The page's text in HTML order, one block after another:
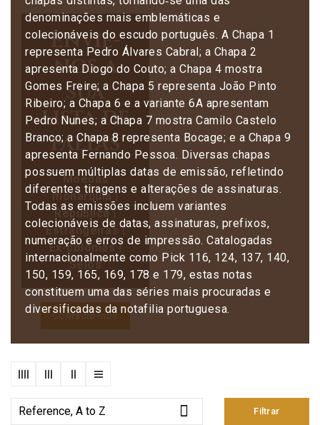
Envie-
nos a
sua
lista de
faltas
Moedas
monarquia |
República |
Estrangeiras |
Ex-colónias |
Selos
Contacte-nos
denominações mais emblemáticas e
colecionáveis do escudo português. A Chapa 1
representa Pedro Álvares Cabral; a Chapa 2
apresenta Diogo do Couto; a Chapa 4 mostra
Gomes Freire; a Chapa 5 representa João Pinto
Ribeiro; a Chapa 6 e a variante 6A apresentam
Pedro Nunes; a Chapa 7 mostra Camilo Castelo
Branco; a Chapa 8 representa Bocage; e a Chapa 9
apresenta Fernando Pessoa. Diversas chapas
possuem múltiplas datas de emissão, refletindo
diferentes tiragens e alterações de assinaturas.
Todas as emissões incluem variantes
colecionáveis de datas, assinaturas, prefixos,
numeração e erros de impressão. Catalogadas
internacionalmente como Pick 116, 124, 137, 140,
150, 159, 165, 169, 178 e 179, estas notas
constituem uma das séries mais procuradas e
diversificadas da notafilia portuguesa.
Reference, A to Z  Filtrar